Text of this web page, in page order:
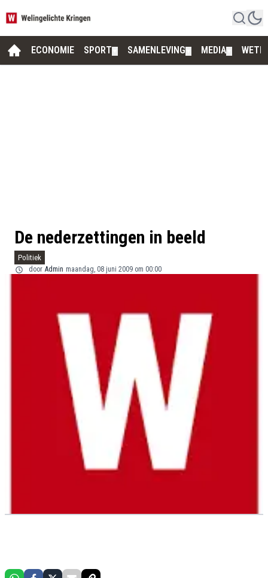
ECONOMIE SPORT SAMENLEVING MEDIA
De nederzettingen in beeld
Politiek
door Admin maandag, 08 juni 2009 om 00:00